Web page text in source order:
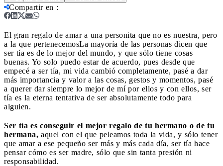
Compartir en :
El gran regalo de amar a una personita que no es nuestra, pero
a la que pertenecemosLa mayoría de las personas dicen que
ser tía es de lo mejor del mundo, y que sólo tiene cosas
buenas. Yo solo puedo estar de acuerdo, pues desde que
empecé a ser tía, mi vida cambió completamente, pasé a dar
más importancia y valor a las cosas, gestos y momentos, pasé
a querer dar siempre lo mejor de mí por ellos y con ellos, ser
tía es la eterna tentativa de ser absolutamente todo para
alguien.
Ser tía es conseguir el mejor regalo de tu hermano o de tu
hermana, aquel con el que peleamos toda la vida, y sólo tener
que amar a ese pequeño ser más y más cada día, ser tía hace
pensar cómo es ser madre, sólo que sin tanta presión ni
responsabilidad.